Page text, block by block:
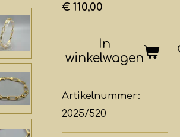
€ 110,00
In
winkelwagen
Artikelnummer:
2025/520